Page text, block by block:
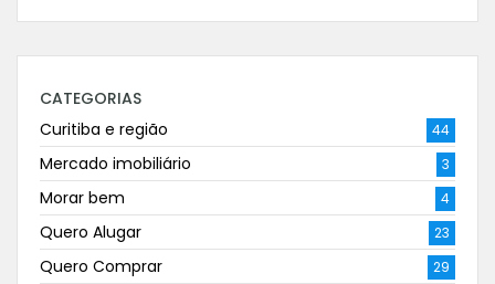
CATEGORIAS
Curitiba e região
44
Mercado imobiliário 3
Morar bem 4
Quero Alugar 23
Quero Comprar 29